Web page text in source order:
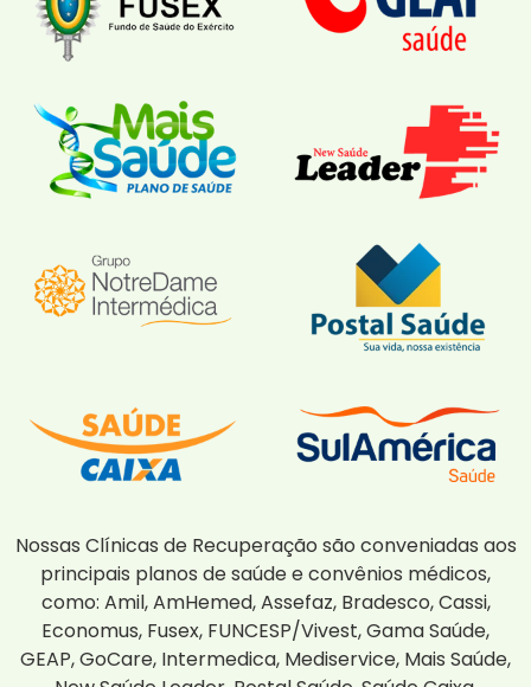
Nossas Clínicas de Recuperação são conveniadas aos
principais planos de saúde e convênios médicos,
como: Amil, AmHemed, Assefaz, Bradesco, Cassi,
Economus, Fusex, FUNCESP/Vivest, Gama Saúde,
GEAP, GoCare, Intermedica, Mediservice, Mais Saúde,